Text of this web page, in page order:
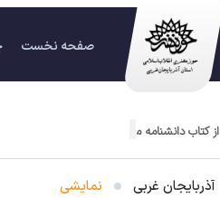
صفحه نخست
از کتاب دانشنامه موسیقی عاشیقی مکتب ارومیه
آذربایجان غربی نمایشی